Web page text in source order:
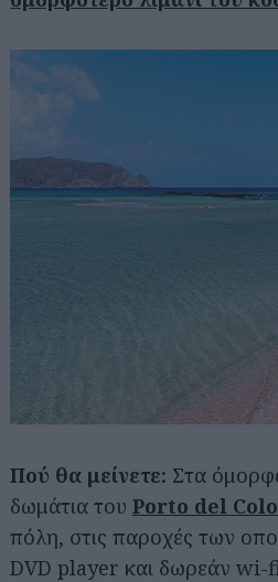
Πού θα μείνετε: Στα
δωμάτια του Porto del
πόλη, στις παροχές των
DVD player και δωρεάν wi-